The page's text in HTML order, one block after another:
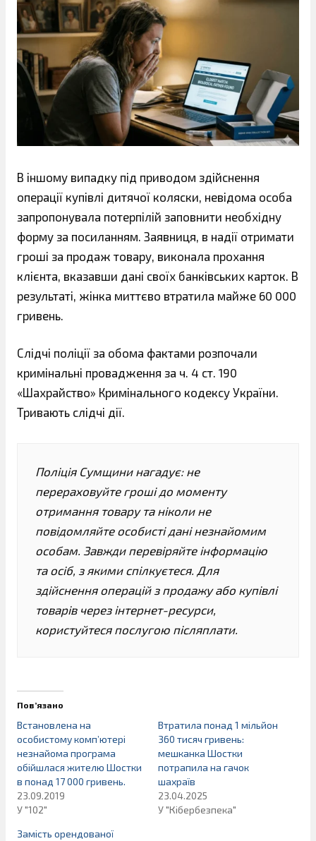
В іншому випадку під приводом здійснення
операції купівлі дитячої коляски, невідома особа
запропонувала потерпілій заповнити необхідну
форму за посиланням. Заявниця, в надії отримати
гроші за продаж товару, виконала прохання
клієнта, вказавши дані своїх банківських карток. В
результаті, жінка миттєво втратила майже 60 000
гривень.
Слідчі поліції за обома фактами розпочали
кримінальні провадження за ч. 4 ст. 190
«Шахрайство» Кримінального кодексу України.
Тривають слідчі дії.
Поліція Сумщини нагадує: не
перераховуйте гроші до моменту
отримання товару та ніколи не
повідомляйте особисті дані незнайомим
особам. Завжди перевіряйте інформацію
та осіб, з якими спілкуєтеся. Для
здійснення операцій з продажу або купівлі
товарів через інтернет-ресурси,
користуйтеся послугою післяплати.
Пов’язано
Встановлена на
особистому комп’ютері
незнайома програма
обійшлася жителю Шостки
в понад 17 000 гривень.
23.09.2019
У "102"
Втратила понад 1 мільйон
360 тисяч гривень:
мешканка Шостки
потрапила на гачок
шахраїв
23.04.2025
У "Кібербезпека"
Замість орендованої